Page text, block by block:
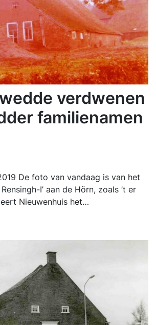
verdwenen
familienamen
De foto van vandaag is van het
I’ aan de Hörn, zoals ’t er
Nieuwenhuis het…